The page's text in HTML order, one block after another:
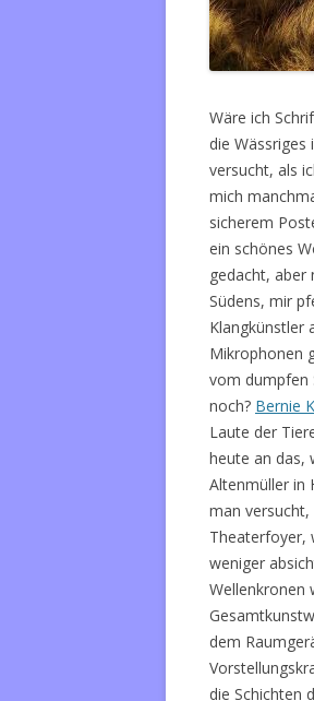
Wäre ich
die
versucht, als
mich
sicherem
ein schönes
gedacht, aber
Südens, mir
Klangkünstler
Mikrophonen
vom dumpfen
noch? Bernie
Laute der
heute an das,
Altenmüller in
man versucht,
Theaterfoyer,
weniger
Wellenkronen
dem
die Schichten